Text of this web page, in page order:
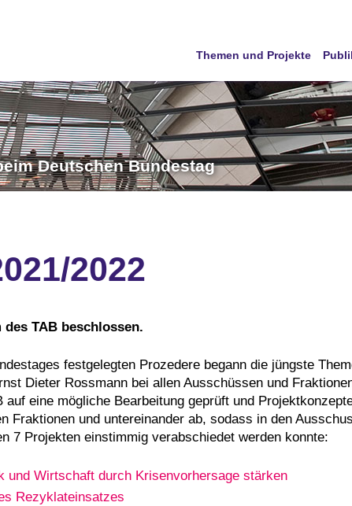
Themen und Projekte
Deutschen Bundestag
2022
TAB beschlossen.
festgelegten Prozedere begann die jüngste
Dieter Rossmann bei allen Ausschüssen und
auf eine mögliche Bearbeitung geprüft und
Fraktionen und untereinander ab, sodass in den
7 Projekten einstimmig verabschiedet werden konnte:
Wirtschaft durch Krisenvorhersage stärken
Rezyklateinsatzes